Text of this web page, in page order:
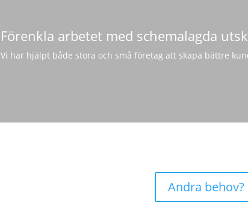
Förenkla arbetet med schemalagda
Vi har hjälpt både stora och små företag att skapa bättre
Andra